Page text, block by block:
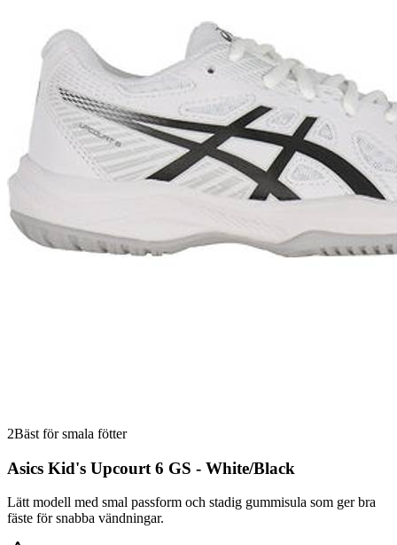
2Bäst för smala fötter
Asics Kid's Upcourt 6 GS - White/Black
Lätt modell med smal passform och stadig gummisula som ger bra
fäste för snabba vändningar.